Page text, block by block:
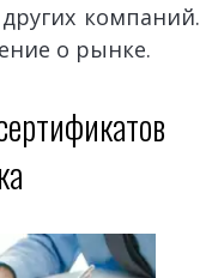
компаний.
о рынке.